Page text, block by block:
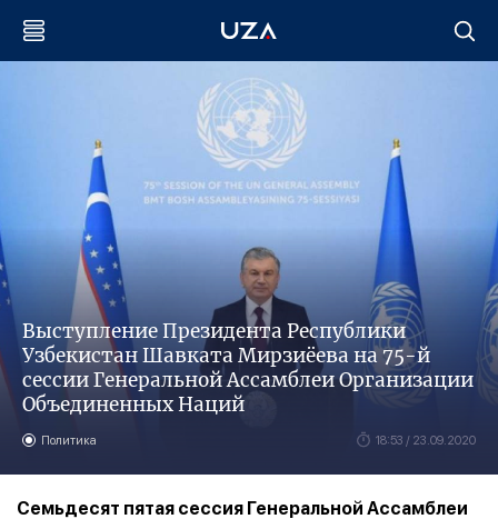
Выступление Президента Республики
Узбекистан Шавката Мирзиёева на 75-й
сессии Генеральной Ассамблеи Организации
Объединенных Наций
Политика 18:53 / 23.09.2020
Семьдесят пятая сессия Генеральной Ассамблеи